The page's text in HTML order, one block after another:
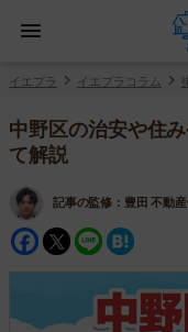
イエプラ イエプラコラム
中野区の治安や住
て解説
記事の監修： 豊田 不動
Facebook
Twitter
Line